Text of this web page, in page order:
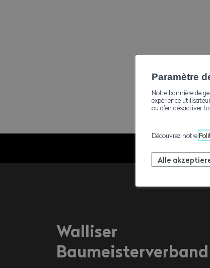
Walliser
Baumeisterverband
Paramètre
Notre bannière de
expérience
ou d’en désactiver
Découvrez notre
Alle